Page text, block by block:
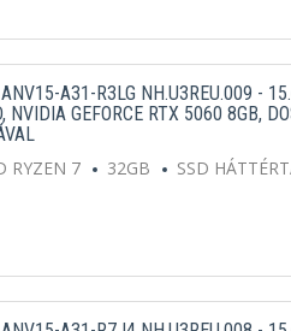
A31-R3LG NH.U3REU.009 -
NVIDIA GEFORCE RTX 5060 8GB,
RYZEN 7 32GB SSD